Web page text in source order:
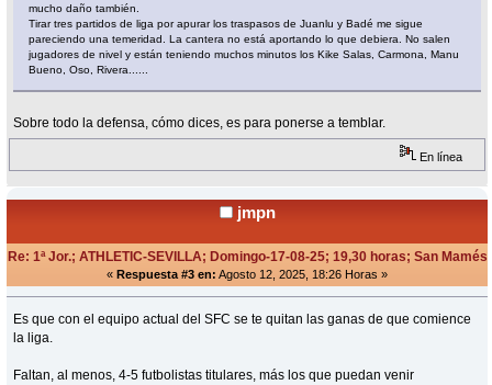
mucho daño también.
Tirar tres partidos de liga por apurar los traspasos de Juanlu y Badé me sigue
pareciendo una temeridad. La cantera no está aportando lo que debiera. No salen
jugadores de nivel y están teniendo muchos minutos los Kike Salas, Carmona, Manu
Bueno, Oso, Rivera......
Sobre todo la defensa, cómo dices, es para ponerse a temblar.
En línea
jmpn
Re: 1ª Jor.; ATHLETIC-SEVILLA; Domingo-17-08-25; 19,30 horas; San Mamés
« Respuesta #3 en: Agosto 12, 2025, 18:26 Horas »
Es que con el equipo actual del SFC se te quitan las ganas de que comience
la liga.
Faltan, al menos, 4-5 futbolistas titulares, más los que puedan venir